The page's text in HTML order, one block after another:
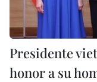
Presidente
honor a su